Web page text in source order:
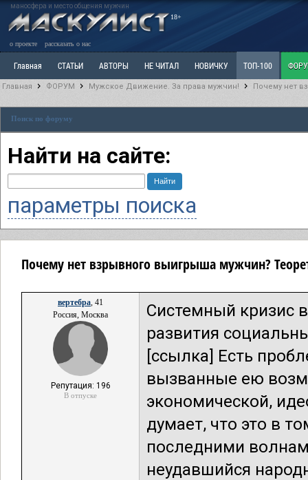
маносфера и место общения мужчин
18+
о проекте рассказать о нас
Главная СТАТЬИ АВТОРЫ НЕ ЧИТАЛ НОВИЧКУ ТОП-100
Ветка: Расстаюсь или Развожусь. САНЧАС Ветка: Наболевшее. Выскажись!
РАЗДЕЛ: Разное
Главная ФОРУМ Мужское Движение. За права мужчин! Почему нет
Поиск по форуму
Найти на сайте:
параметры поиска
Почему нет взрывного выигрыша мужчин?
вертебра, 41
Россия, Москва
Репутация: 196
В отпуске
Системный кризис
развития
[ссылка] Есть
вызванные ею
экономической,
думает, что это в
последними
неудавшийся